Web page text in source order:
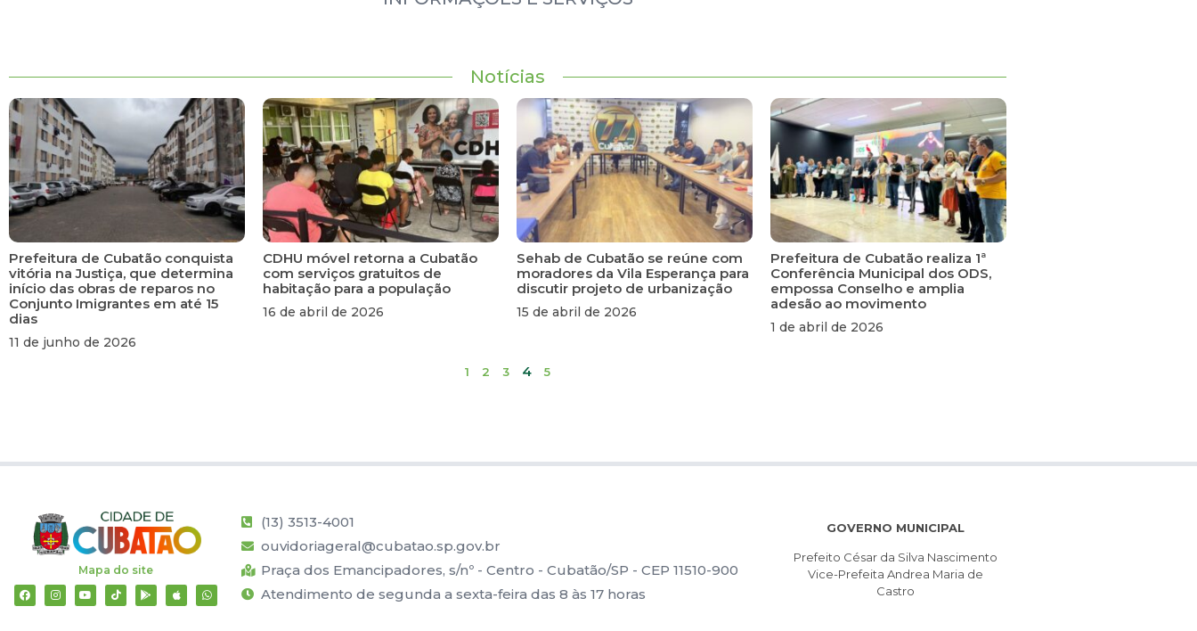
Notícias
Prefeitura de Cubatão conquista
vitória na Justiça, que determina
início das obras de reparos no
Conjunto Imigrantes em até 15
dias
11 de junho de 2026
CDHU móvel retorna a Cubatão
com serviços gratuitos de
habitação para a população
16 de abril de 2026
Sehab de Cubatão se reúne com
moradores da Vila Esperança para
discutir projeto de urbanização
15 de abril de 2026
Prefeitura de Cubatão realiza 1ª
Conferência Municipal dos ODS,
empossa Conselho e amplia
adesão ao movimento
1 de abril de 2026
1 2 3 4 5
Mapa do site
(13) 3513-4001
ouvidoriageral@cubatao.sp.gov.br
Praça dos Emancipadores, s/nº - Centro - Cubatão/SP - CEP 11510-900
Atendimento de segunda a sexta-feira das 8 às 17 horas
GOVERNO MUNICIPAL
Prefeito César da Silva Nascimento
Vice-Prefeita Andrea Maria de
Castro